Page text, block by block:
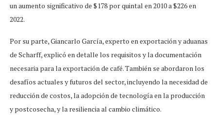
un aumento significativo de $178 por quintal en 2010 a $226 en
2022.
Por su parte, Giancarlo García, experto en exportación y aduanas
de Scharff, explicó en detalle los requisitos y la documentación
necesaria para la exportación de café. También se abordaron los
desafíos actuales y futuros del sector, incluyendo la necesidad de
reducción de costos, la adopción de tecnología en la producción
y postcosecha, y la resiliencia al cambio climático.